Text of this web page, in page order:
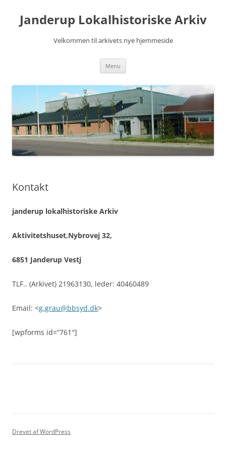
Janderup Lokalhistoriske Arkiv
Velkommen til arkivets nye hjemmeside
Menu
Kontakt
janderup lokalhistoriske Arkiv
Aktivitetshuset,Nybrovej 32,
6851 Janderup Vestj
TLF.. (Arkivet) 21963130, leder: 40460489
Email: <g.grau@bbsyd.dk>
[wpforms id=”761″]
Drevet af WordPress